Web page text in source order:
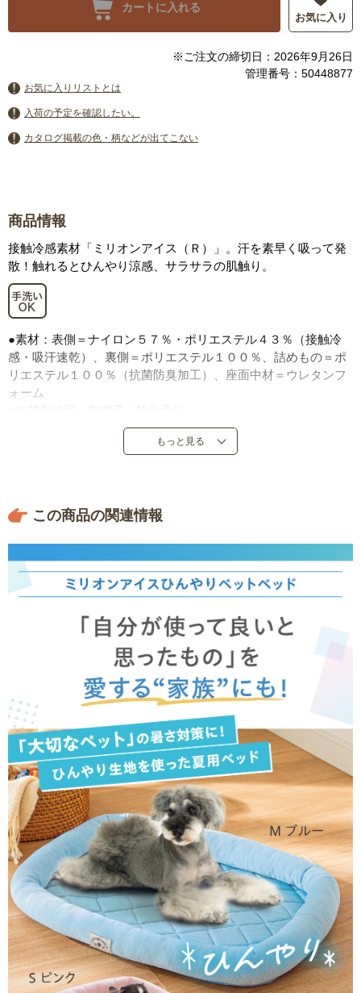
カートに入れる
お気に入り
※ご注文の締切日：2026年9月26日
管理番号：50448877
お気に入りリストとは
入荷の予定を確認したい。
カタログ掲載の色・柄などが出てこない
商品情報
接触冷感素材「ミリオンアイス（Ｒ）」。汗を素早く吸って発
散！触れるとひんやり涼感、サラサラの肌触り。
●素材：表側＝ナイロン５７％・ポリエステル４３％（接触冷
感・吸汗速乾）、裏側＝ポリエステル１００％、詰めもの＝ポ
リエステル１００％（抗菌防臭加工）、座面中材＝ウレタンフ
ォーム
●重量：Ｓ＝約２９０ｇ、Ｍ＝約３２０ｇ、Ｌ＝約４４０ｇ
●サイズ：Ｓ＝４２×３９×高５ｃｍ、Ｍ＝５３×４３×高５ｃ
もっと見る
この商品の関連情報